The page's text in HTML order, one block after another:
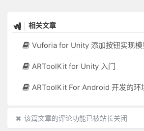
相关文章
Vuforia for Unity 添加按钮实现模型
ARToolKit for Unity 入门
ARToolKit For Android 开发的环
该篇文章的评论功能已被站长关闭